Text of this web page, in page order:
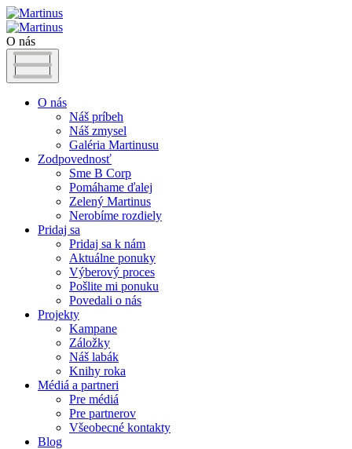
O nás
O nás
Náš príbeh
Náš zmysel
Galéria Martinusu
Zodpovednosť
Sme B Corp
Pomáhame ďalej
Zelený Martinus
Nerobíme rozdiely
Pridaj sa
Pridaj sa k nám
Aktuálne ponuky
Výberový proces
Pošlite mi ponuku
Povedali o nás
Projekty
Kampane
Záložky
Náš labák
Knihy roka
Médiá a partneri
Pre médiá
Pre partnerov
Všeobecné kontakty
Blog